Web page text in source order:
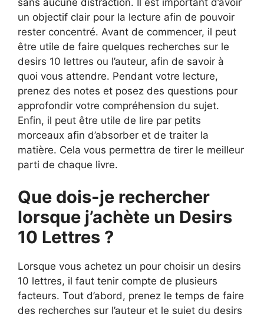
un objectif clair pour la lecture afin de pouvoir
rester concentré. Avant de commencer, il peut
être utile de faire quelques recherches sur le
desirs 10 lettres ou l’auteur, afin de savoir à
quoi vous attendre. Pendant votre lecture,
prenez des notes et posez des questions pour
approfondir votre compréhension du sujet.
Enfin, il peut être utile de lire par petits
morceaux afin d’absorber et de traiter la
matière. Cela vous permettra de tirer le meilleur
parti de chaque livre.
Que dois-je rechercher
lorsque j’achète un Desirs
10 Lettres ?
Lorsque vous achetez un pour choisir un desirs
10 lettres, il faut tenir compte de plusieurs
facteurs. Tout d’abord, prenez le temps de faire
des recherches sur l’auteur et le sujet du desirs